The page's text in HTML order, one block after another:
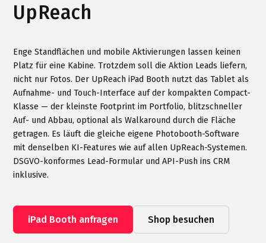
UpReach
Enge Standflächen und mobile Aktivierungen lassen keinen
Platz für eine Kabine. Trotzdem soll die Aktion Leads liefern,
nicht nur Fotos. Der UpReach iPad Booth nutzt das Tablet als
Aufnahme- und Touch-Interface auf der kompakten Compact-
Klasse — der kleinste Footprint im Portfolio, blitzschneller
Auf- und Abbau, optional als Walkaround durch die Fläche
getragen. Es läuft die gleiche eigene Photobooth-Software
mit denselben KI-Features wie auf allen UpReach-Systemen.
DSGVO-konformes Lead-Formular und API-Push ins CRM
inklusive.
iPad Booth anfragen Shop besuchen